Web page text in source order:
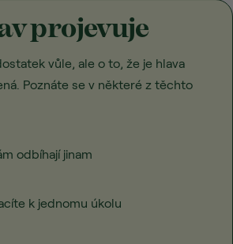
projevuje
vůle, ale o to, že je hlava
Poznáte se v některé z těchto
odbíhají jinam
k jednomu úkolu